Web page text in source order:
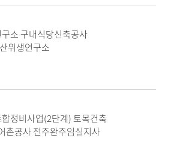
소 구내식당신축공사
위생연구소
정비사업(2단계) 토목건축
촌공사 전주완주임실지사